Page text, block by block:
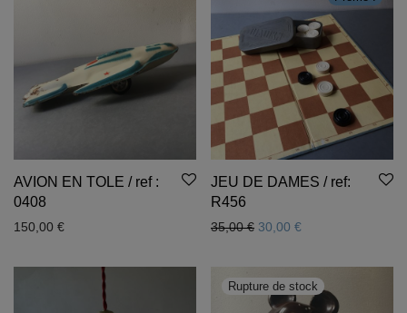
AVION EN TOLE / ref :
0408
150,00 €
JEU DE DAMES / ref:
R456
35,00€ Le prix initial était : 35,00
30,00 €